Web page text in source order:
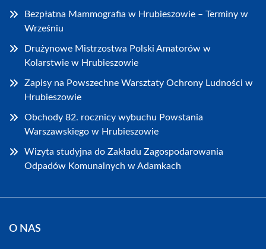
Bezpłatna Mammografia w Hrubieszowie – Terminy w
Wrześniu
Drużynowe Mistrzostwa Polski Amatorów w
Kolarstwie w Hrubieszowie
Zapisy na Powszechne Warsztaty Ochrony Ludności w
Hrubieszowie
Obchody 82. rocznicy wybuchu Powstania
Warszawskiego w Hrubieszowie
Wizyta studyjna do Zakładu Zagospodarowania
Odpadów Komunalnych w Adamkach
O NAS